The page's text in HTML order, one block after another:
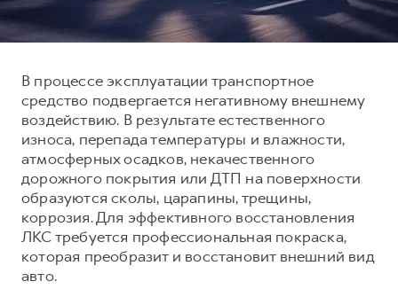
DARGO
от 3 199 000 ₽ от 3 499 000 ₽
F7
от 2 899 000 ₽
F7X
Тест-драйв
КРЕДИТ И СТРАХОВАНИЕ
Кредитный калькулятор
Страхование
Кредит
КОРПОРАТИВНЫМ КЛИЕНТАМ
Для малого бизнеса
СЕРВИСНОЕ ОБСЛУЖИВАНИЕ
Программа «Помощь на дороге»
Регламенты технического обслуживания
Электронный ПТС
ПОДДЕРЖКА
GWM Безопасность
Гарантия HAVAL
Мобильное приложение GWM
О дилере
Контакты
В процессе эксплуатации транспортное
средство подвергается негативному внешнему
воздействию. В результате естественного
износа, перепада температуры и влажности,
атмосферных осадков, некачественного
дорожного покрытия или ДТП на поверхности
образуются сколы, царапины, трещины,
коррозия. Для эффективного восстановления
ЛКС требуется профессиональная покраска,
которая преобразит и восстановит внешний вид
авто.